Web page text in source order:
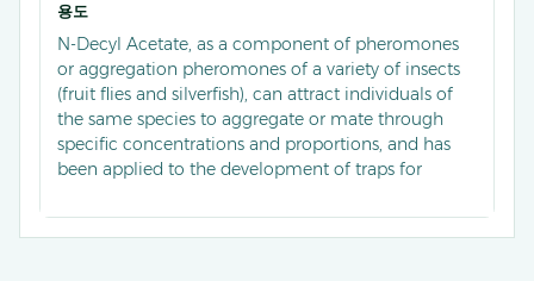
용도
N-Decyl Acetate, as a component of pheromones
or aggregation pheromones of a variety of insects
(fruit flies and silverfish), can attract individuals of
the same species to aggregate or mate through
specific concentrations and proportions, and has
been applied to the development of traps for
population control by interfering with insect
chemical communication or direct trapping,